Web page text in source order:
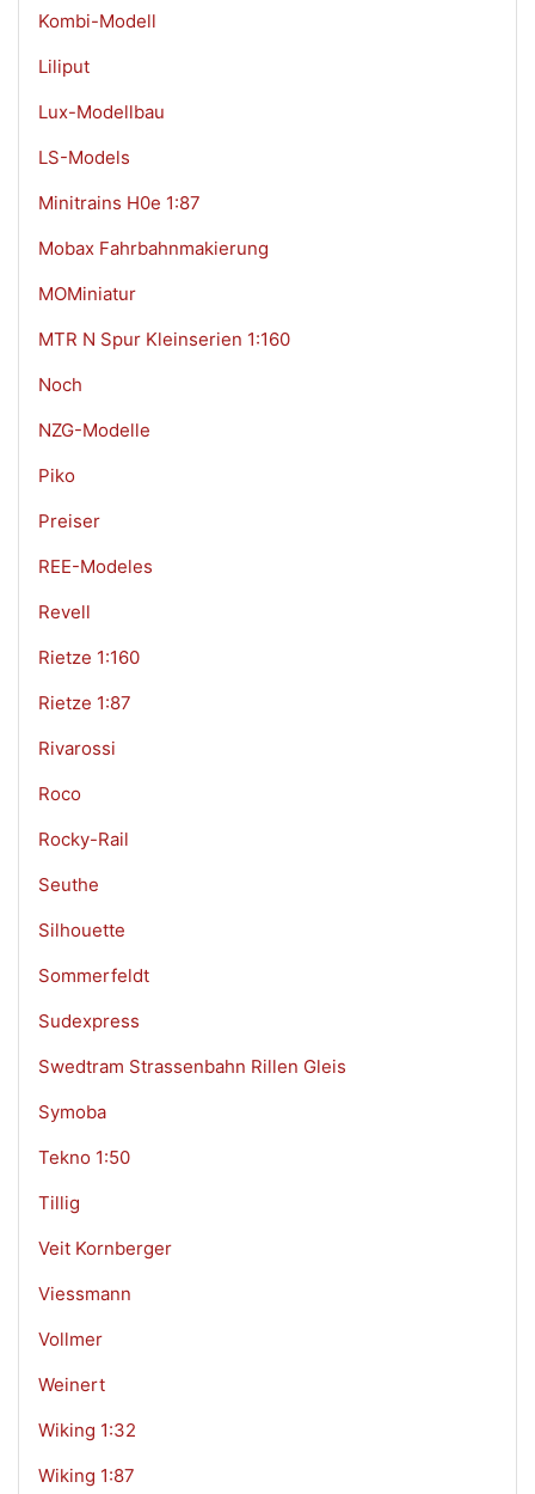
Kombi-Modell
Liliput
Lux-Modellbau
LS-Models
Minitrains H0e 1:87
Mobax Fahrbahnmakierung
MOMiniatur
MTR N Spur Kleinserien 1:160
Noch
NZG-Modelle
Piko
Preiser
REE-Modeles
Revell
Rietze 1:160
Rietze 1:87
Rivarossi
Roco
Rocky-Rail
Seuthe
Silhouette
Sommerfeldt
Sudexpress
Swedtram Strassenbahn Rillen Gleis
Symoba
Tekno 1:50
Tillig
Veit Kornberger
Viessmann
Vollmer
Weinert
Wiking 1:32
Wiking 1:87